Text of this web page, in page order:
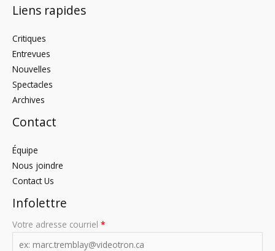
Liens rapides
Critiques
Entrevues
Nouvelles
Spectacles
Archives
Contact
Équipe
Nous joindre
Contact Us
Infolettre
Votre adresse courriel *